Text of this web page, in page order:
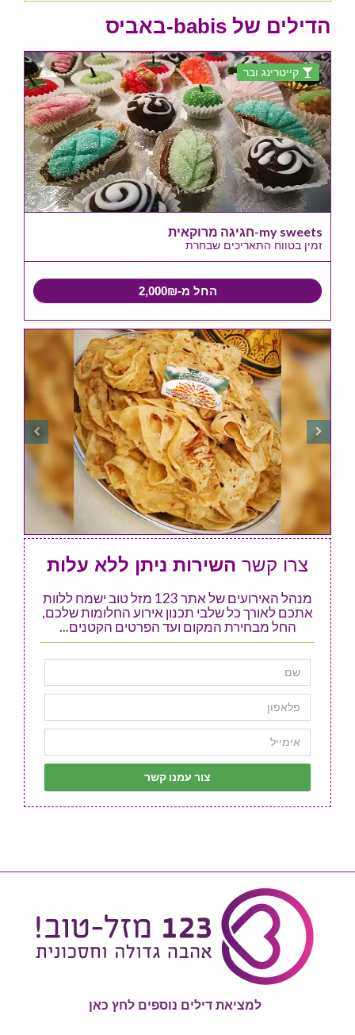
הדילים של babis-באביס
קייטרינג ובר
my sweets-חגיגה מרוקאית
זמין בטווח התאריכים שבחרת
החל מ-2,000₪
צרו קשר השירות ניתן ללא עלות
מנהל האירועים של אתר 123 מזל טוב ישמח ללוות
אתכם לאורך כל שלבי תכנון אירוע החלומות שלכם,
החל מבחירת המקום ועד הפרטים הקטנים...
למציאת דילים נוספים לחץ כאן